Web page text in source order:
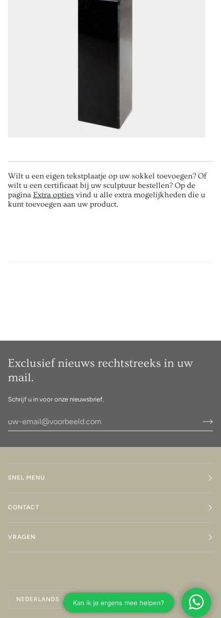
Wilt u een eigen tekstplaatje op uw sokkel toevoegen? Of
wilt u een certificaat bij uw sculptuur bestellen? Op de
pagina Extra opties vind u alle extra mogelijkheden die u
kunt toevoegen aan uw product.
Exclusief nieuws rechtstreeks in uw
mail.
Schrijf u in voor onze nieuwsbrief.
SNEL MENU
CONTACT
VRAGEN
Taal
NEDERLANDS